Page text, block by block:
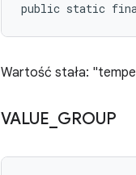
public static final
Wartość stała:
VALUE GROUP